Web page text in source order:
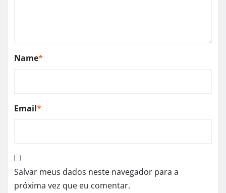
Name*
Email*
Salvar meus dados neste navegador para a
próxima vez que eu comentar.